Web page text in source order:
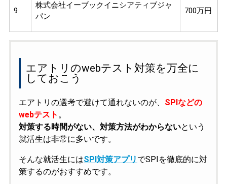
9
株式会社イーブックイニシアティブジャ
パン
700万円
エアトリのwebテスト対策を万全に
しておこう
エアトリの選考で避けて通れないのが、 SPIなどの
webテスト 。
対策する時間がない、対策方法がわからないという
就活生は非常に多いです。
そんな就活生にはSPI対策アプリ でSPIを徹底的に対
策するのがおすすめです。